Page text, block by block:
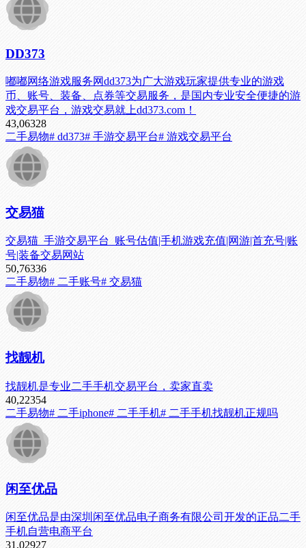
DD373
嘟嘟网络游戏服务网dd373为广大游戏玩家提供专业的游戏
币、账号、装备、点券等交易服务，是国内专业安全便捷的游
戏交易平台，游戏交易就上dd373.com！
43,06328
二手易物# dd373# 手游交易平台# 游戏交易平台
交易猫
交易猫_手游交易平台_账号估值|手机游戏充值|网游|首充号|账
号|装备交易网站
50,76336
二手易物# 二手账号# 交易猫
找靓机
找靓机是专业二手手机交易平台，卖家直卖
40,22354
二手易物# 二手iphone# 二手手机# 二手手机找靓机正规吗
闲至优品
闲至优品是由深圳闲至优品电子商务有限公司开发的正品二手
手机自营电商平台
31,02927